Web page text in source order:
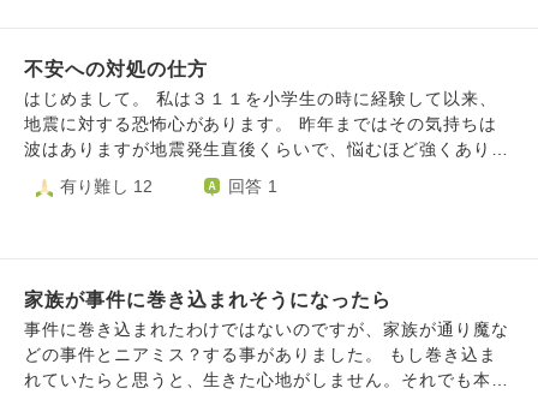
不安への対処の仕方
はじめまして。 私は３１１を小学生の時に経験して以来、
地震に対する恐怖心があります。 昨年まではその気持ちは
波はありますが地震発生直後くらいで、悩むほど強くありま
せんでした。しかし、１月の能登地震以降、「また揺れるの
ではないか」と恐怖心が更に強くなっています。 能登地震
不安になってしまっています。 根拠がないことは頭では分
かっているのですが、予測や予知などが結構当たっていて信
じてしまっている自分がいます。それを見たら不安になるの
は分かっていて、見ないようにと思ってはいるのですが気に
有り難し 12 回答 1
家族が事件に巻き込まれそうになったら
事件に巻き込まれたわけではないのですが、家族が通り魔な
どの事件とニアミス？する事がありました。 もし巻き込ま
れていたらと思うと、生きた心地がしません。それでも本人